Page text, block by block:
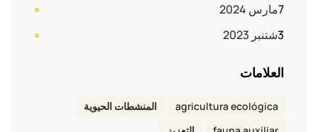
مارس 20247
شتنبر 20233
العلامات
agricultura ecológica
المنشطات الحيوية